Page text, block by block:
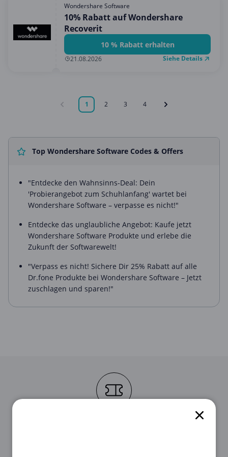
Wondershare Software
10% Rabatt auf Wondershare
Recoverit
10 % Rabatt erhalten
21.08.2026 Siehe Details
1 2 3 4
Top Wondershare Software Codes & Offers
"Entdecke den Wahnsinns-Deal: Dein
'Probierangebot zum Schuhlanfang' wartet bei
Wondershare Software – verpasse es nicht!"
Entdecke das unglaubliche Angebot: Kaufe jetzt
Wondershare Software Produkte und erlebe die
Zukunft der Softwarewelt!
"Verpass es nicht! Sichere Dir 25% Rabatt auf alle
Dr.fone Produkte bei Wondershare Software – Jetzt
zuschlagen und sparen!"